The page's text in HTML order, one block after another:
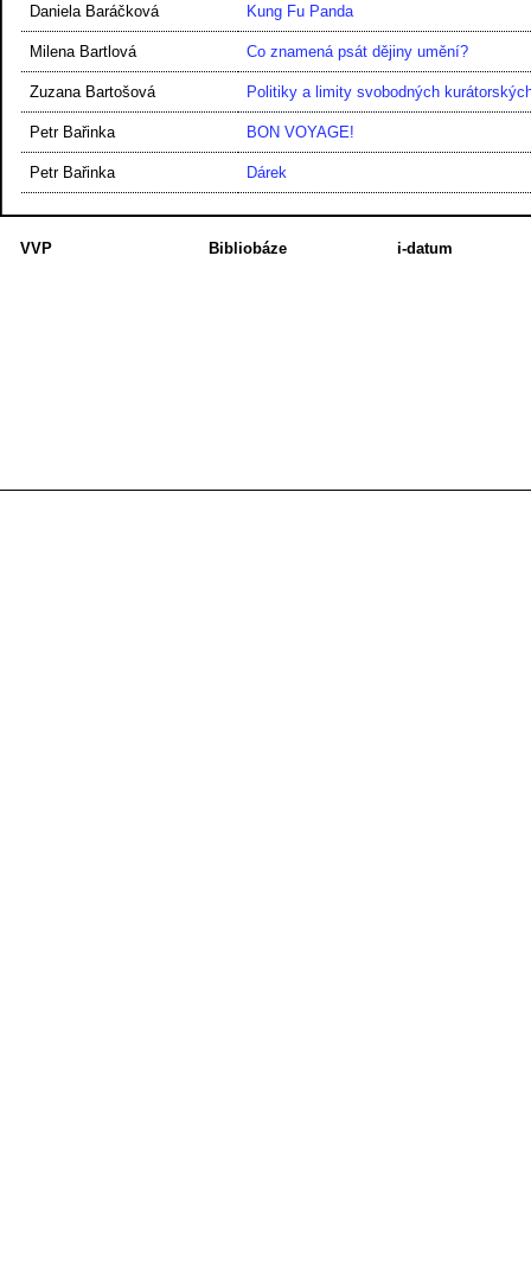
Daniela Baráčková Kung Fu Panda
Milena Bartlová Co znamená psát dějiny umění?
Zuzana Bartošová Politiky a limity svobodných
Petr Bařinka BON VOYAGE!
Petr Bařinka Dárek
VVP Bibliobáze i-datum